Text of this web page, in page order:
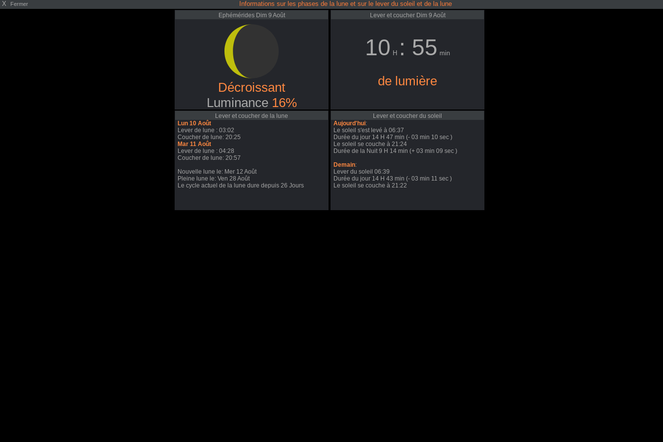
X Fermer Informations sur les phases de la lune et sur le lever du soleil et de la lune
Ephémérides Dim 9 Août
Décroissant
Luminance 16%
Lever et coucher Dim 9 Août
10 H : 55 min
de lumière
Lever et coucher de la lune
Lun 10 Août
Lever de lune : 03:02
Coucher de lune: 20:25
Mar 11 Août
Lever de lune : 04:28
Coucher de lune: 20:57
Nouvelle lune le: Mer 12 Août
Pleine lune le: Ven 28 Août
Le cycle actuel de la lune dure depuis 26 Jours
Lever et coucher du soleil
Aujourd'hui:
Le soleil s'est levé à 06:37
Durée du jour 14 H 47 min (- 03 min 10 sec )
Le soleil se couche à 21:24
Durée de la Nuit 9 H 14 min (+ 03 min 09 sec )
Demain:
Lever du soleil 06:39
Durée du jour 14 H 43 min (- 03 min 11 sec )
Le soleil se couche à 21:22